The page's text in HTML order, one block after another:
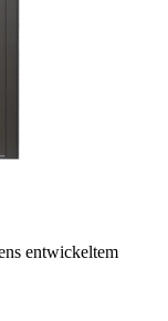
entwickeltem